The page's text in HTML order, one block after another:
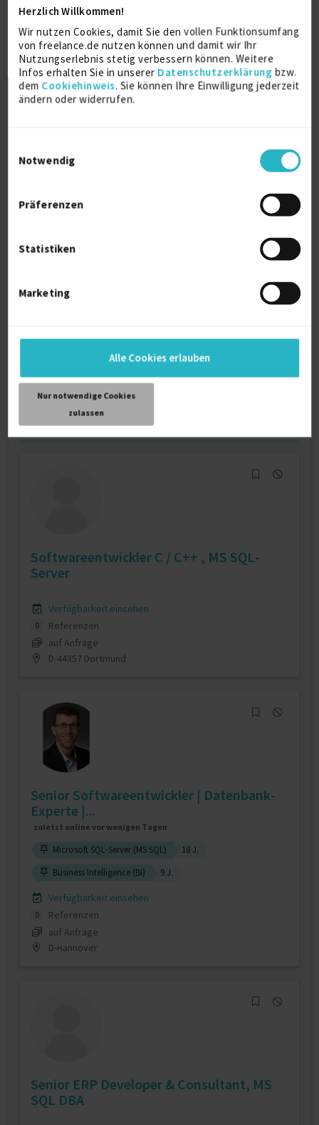
Herzlich Willkommen!
Wir nutzen Cookies, damit Sie den vollen Funktionsumfang
von freelance.de nutzen können und damit wir Ihr
Nutzungserlebnis stetig verbessern können. Weitere
Infos erhalten Sie in unserer Datenschutzerklärung bzw.
dem Cookiehinweis. Sie können Ihre Einwilligung jederzeit
ändern oder widerrufen.
Notwendig
Präferenzen
Statistiken
Marketing
Alle Cookies erlauben
Nur notwendige Cookies
zulassen
Microsoft Access 25 J.
Oracle-Anwendungen
25 J.
Verfügbarkeit einsehen
1
Referenz
auf Anfrage
Entwickler .net, Berater Migration und
Microsoft SQL-Server (MS SQL)
Referenzen
€80 - €95/Stunde
D-35423 Lich, Hessen
Softwareentwickler C / C++ , MS SQL-
Server
Verfügbarkeit einsehen
0
Referenzen
auf Anfrage
D-44357 Dortmund
Senior Softwareentwickler | Datenbank-
Experte |...
zuletzt online vor wenigen Tagen
Microsoft SQL-Server (MS SQL)
18 J.
Business Intelligence (BI)
9 J.
Verfügbarkeit einsehen
0
Referenzen
auf Anfrage
D-Hannover
Senior ERP Developer & Consultant, MS
SQL DBA